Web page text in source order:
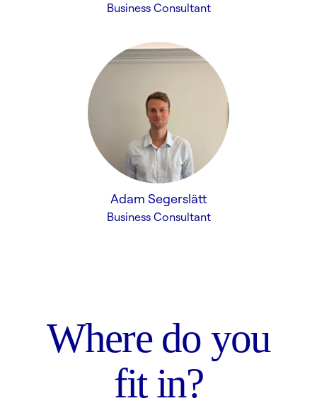
Business Consultant
Adam Segerslätt
Business Consultant
Where do you
fit in?